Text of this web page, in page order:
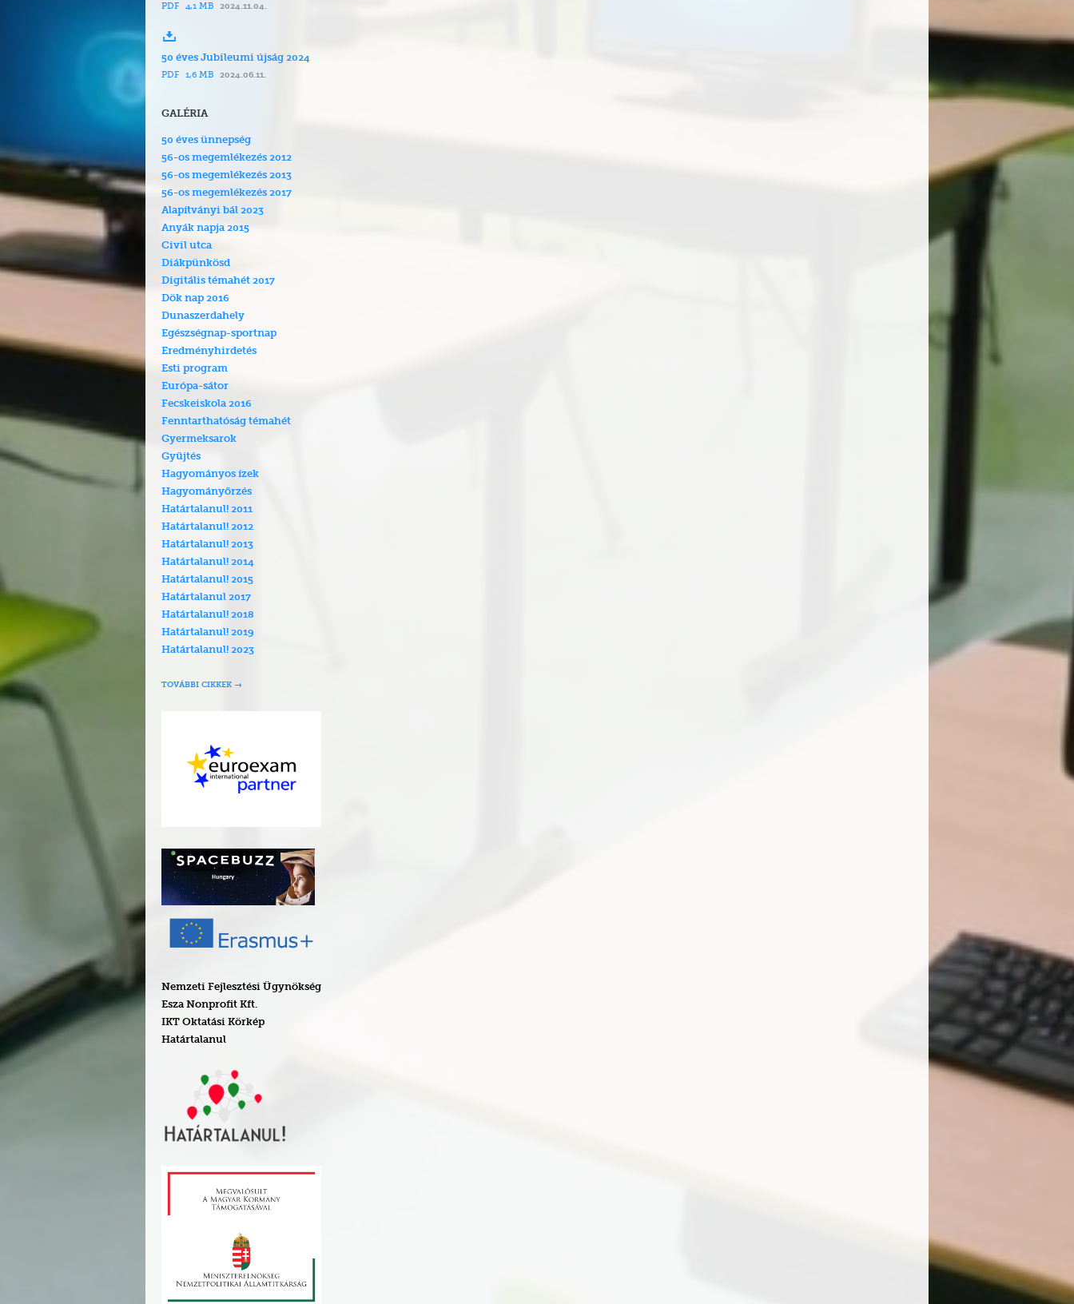
PDF
4,1 MB 2024.11.04.
50 éves Jubileumi újság 2024
PDF
1,6 MB 2024.06.11.
GALÉRIA
50 éves ünnepség
56-os megemlékezés 2012
56-os megemlékezés 2013
56-os megemlékezés 2017
Alapítványi bál 2023
Anyák napja 2015
Civil utca
Diákpünkösd
Digitális témahét 2017
Dök nap 2016
Dunaszerdahely
Egészségnap-sportnap
Eredményhirdetés
Esti program
Európa-sátor
Fecskeiskola 2016
Fenntarthatóság témahét
Gyermeksarok
Gyűjtés
Hagyományos ízek
Hagyományőrzés
Határtalanul! 2011
Határtalanul! 2012
Határtalanul! 2013
Határtalanul! 2014
Határtalanul! 2015
Határtalanul 2017
Határtalanul! 2018
Határtalanul! 2019
Határtalanul! 2023
TOVÁBBI CIKKEK
Nemzeti Fejlesztési Ügynökség
Esza Nonprofit Kft.
IKT Oktatási Körkép
Határtalanul